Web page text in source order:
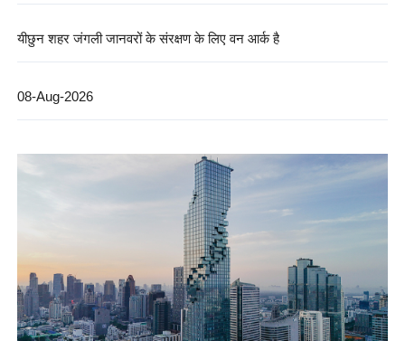
यीछुन शहर जंगली जानवरों के संरक्षण के लिए वन आर्क है
08-Aug-2026